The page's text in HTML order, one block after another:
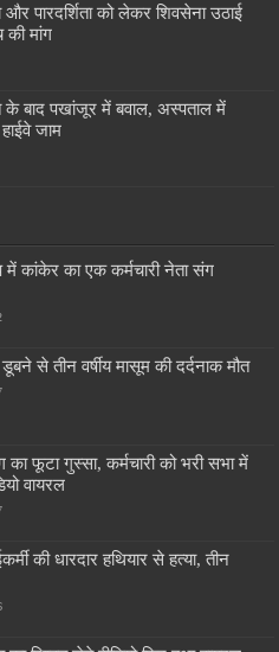
और पारदर्शिता को लेकर शिवसेना उठाई
की मांग
के बाद पखांजूर में बवाल, अस्पताल में
जाम
में कांकेर का एक कर्मचारी नेता संग
से तीन वर्षीय मासूम की दर्दनाक मौत
का फूटा गुस्सा, कर्मचारी को भरी सभा में
वायरल
की धारदार हथियार से हत्या, तीन